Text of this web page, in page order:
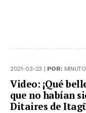
2021-03-23 | POR:
Video: ¡Qué
que no habían
Ditaires de